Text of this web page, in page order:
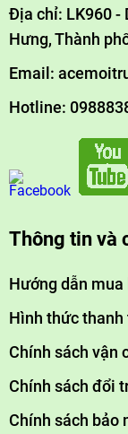
Địa chỉ: LK960 -
Hưng, Thành
Email:
Hotline:
Thông tin và
Hướng dẫn mua
Hình thức thanh
Chính sách vận
Chính sách đổi
Chính sách bảo